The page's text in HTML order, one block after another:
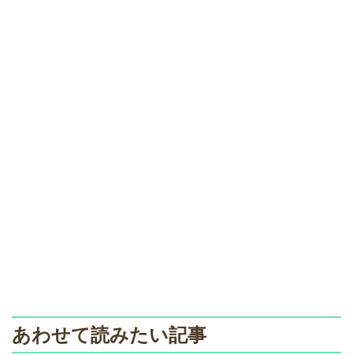
あわせて読みたい記事